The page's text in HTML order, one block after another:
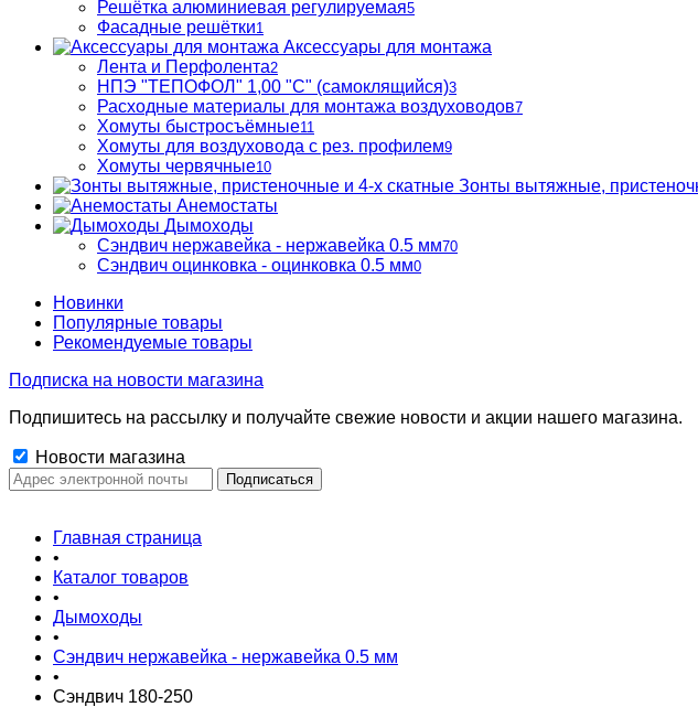
Решётка алюминиевая регулируемая5
Фасадные решётки1
Аксессуары для монтажа
Лента и Перфолента2
НПЭ "ТЕПОФОЛ" 1,00 "С" (самоклящийся)3
Расходные материалы для монтажа воздуховодов7
Хомуты быстросъёмные11
Хомуты для воздуховода с рез. профилем9
Хомуты червячные10
Зонты вытяжные,
Анемостаты
Дымоходы
Сэндвич нержавейка - нержавейка 0.5 мм70
Сэндвич оцинковка - оцинковка 0.5 мм0
Новинки
Популярные товары
Рекомендуемые товары
Подписка на новости магазина
Подпишитесь на рассылку и получайте свежие новости и акции нашего магазина.
Новости магазина
Главная страница
•
Каталог товаров
•
Дымоходы
•
Сэндвич нержавейка - нержавейка 0.5 мм
•
Сэндвич 180-250